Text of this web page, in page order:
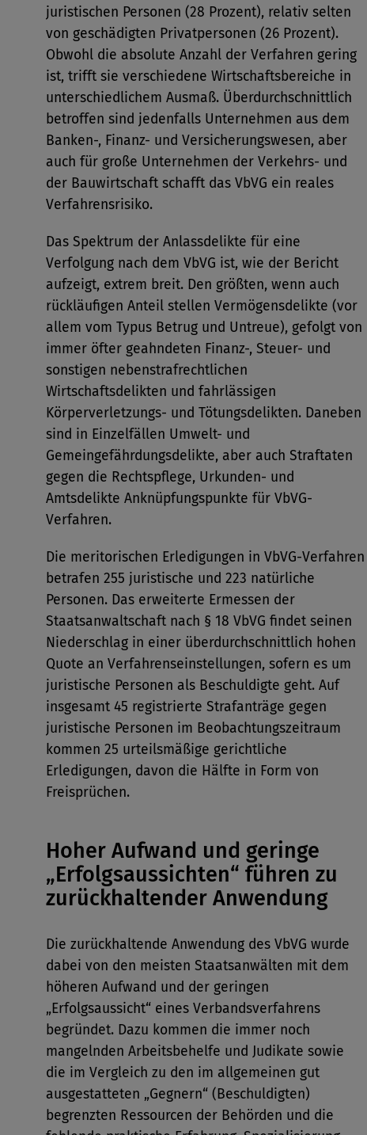
juristischen Personen (28 Prozent), relativ selten
von geschädigten Privatpersonen (26 Prozent).
Obwohl die absolute Anzahl der Verfahren gering
ist, trifft sie verschiedene Wirtschaftsbereiche in
unterschiedlichem Ausmaß. Überdurchschnittlich
betroffen sind jedenfalls Unternehmen aus dem
Banken-, Finanz- und Versicherungswesen, aber
auch für große Unternehmen der Verkehrs- und
der Bauwirtschaft schafft das VbVG ein reales
Verfahrensrisiko.
Das Spektrum der Anlassdelikte für eine
Verfolgung nach dem VbVG ist, wie der Bericht
aufzeigt, extrem breit. Den größten, wenn auch
rückläufigen Anteil stellen Vermögensdelikte (vor
allem vom Typus Betrug und Untreue), gefolgt von
immer öfter geahndeten Finanz-, Steuer- und
sonstigen nebenstrafrechtlichen
Wirtschaftsdelikten und fahrlässigen
Körperverletzungs- und Tötungsdelikten. Daneben
sind in Einzelfällen Umwelt- und
Gemeingefährdungsdelikte, aber auch Straftaten
gegen die Rechtspflege, Urkunden- und
Amtsdelikte Anknüpfungspunkte für VbVG-
Verfahren.
Die meritorischen Erledigungen in VbVG-Verfahren
betrafen 255 juristische und 223 natürliche
Personen. Das erweiterte Ermessen der
Staatsanwaltschaft nach § 18 VbVG findet seinen
Niederschlag in einer überdurchschnittlich hohen
Quote an Verfahrenseinstellungen, sofern es um
juristische Personen als Beschuldigte geht. Auf
insgesamt 45 registrierte Strafanträge gegen
juristische Personen im Beobachtungszeitraum
kommen 25 urteilsmäßige gerichtliche
Erledigungen, davon die Hälfte in Form von
Freisprüchen.
Hoher Aufwand und geringe
„Erfolgsaussichten“ führen zu
zurückhaltender Anwendung
Die zurückhaltende Anwendung des VbVG wurde
dabei von den meisten Staatsanwälten mit dem
höheren Aufwand und der geringen
„Erfolgsaussicht“ eines Verbandsverfahrens
begründet. Dazu kommen die immer noch
mangelnden Arbeitsbehelfe und Judikate sowie
die im Vergleich zu den im allgemeinen gut
ausgestatteten „Gegnern“ (Beschuldigten)
begrenzten Ressourcen der Behörden und die